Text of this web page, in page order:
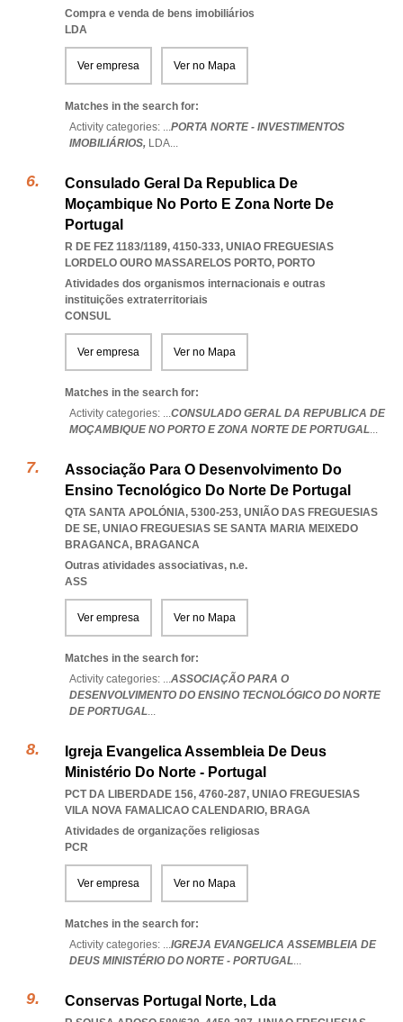
Compra e venda de bens imobiliários
LDA
Ver empresa Ver no Mapa
Matches in the search for:
Activity categories: ...PORTA NORTE - INVESTIMENTOS
IMOBILIÁRIOS, LDA...
Consulado Geral Da Republica De
Moçambique No Porto E Zona Norte De
Portugal
R DE FEZ 1183/1189, 4150-333, UNIAO FREGUESIAS
LORDELO OURO MASSARELOS PORTO, PORTO
Atividades dos organismos internacionais e outras
instituições extraterritoriais
CONSUL
Ver empresa Ver no Mapa
Matches in the search for:
Activity categories: ...CONSULADO GERAL DA REPUBLICA DE
MOÇAMBIQUE NO PORTO E ZONA NORTE DE PORTUGAL...
Associação Para O Desenvolvimento Do
Ensino Tecnológico Do Norte De Portugal
QTA SANTA APOLÓNIA, 5300-253, UNIÃO DAS FREGUESIAS
DE SE, UNIAO FREGUESIAS SE SANTA MARIA MEIXEDO
BRAGANCA, BRAGANCA
Outras atividades associativas, n.e.
ASS
Ver empresa Ver no Mapa
Matches in the search for:
Activity categories: ...ASSOCIAÇÃO PARA O
DESENVOLVIMENTO DO ENSINO TECNOLÓGICO DO NORTE
DE PORTUGAL...
Igreja Evangelica Assembleia De Deus
Ministério Do Norte - Portugal
PCT DA LIBERDADE 156, 4760-287, UNIAO FREGUESIAS
VILA NOVA FAMALICAO CALENDARIO, BRAGA
Atividades de organizações religiosas
PCR
Ver empresa Ver no Mapa
Matches in the search for:
Activity categories: ...IGREJA EVANGELICA ASSEMBLEIA DE
DEUS MINISTÉRIO DO NORTE - PORTUGAL...
Conservas Portugal Norte, Lda